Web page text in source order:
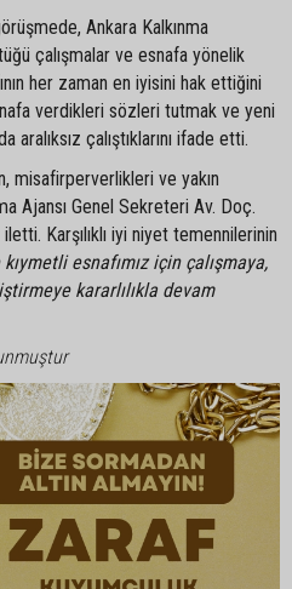
Ankara Kalkınma
çalışmalar ve esnafa yönelik
her zaman en iyisini hak ettiğini
verdikleri sözleri tutmak ve yeni
aralıksız çalıştıklarını ifade etti.
misafirperverlikleri ve yakın
Ajansı Genel Sekreteri Av. Doç.
Karşılıklı iyi niyet temennilerinin
kıymetli esnafımız için çalışmaya,
kararlılıkla devam